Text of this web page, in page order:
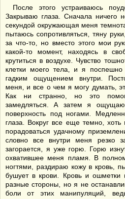
После этого устраиваюсь
Закрываю глаза. Сначала ничего
секундой окружающая меня
пытаюсь сопротивляться, тяну
за что-то, но вместо этого мои
какой-то момент, находясь в
крутиться в воздухе. Чувство
клетки моего тела, и я
гадким ощущением внутри.
меня, и все о чем я могу думать,
Как ни странно, но это
замедляться. А затем я
поверхность под ногами.
глаза. Вокруг все еще темно,
порадоваться удачному
словно все внутри меня резко
загорается, я уже горю. Горю
охватившее меня пламя. В
ногтями, раздираю кожу в кровь,
бушует в крови. Кровь и ошметки
разные стороны, но я не
боли от этих манипуляций,